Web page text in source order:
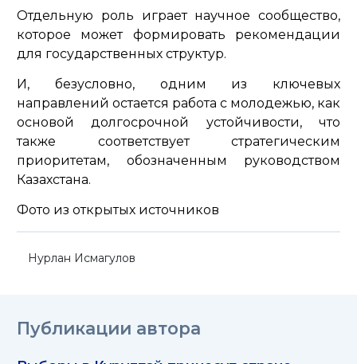
Отдельную роль играет научное сообщество,
которое может формировать рекомендации
для государственных структур.
И, безусловно, одним из ключевых
направлений остается работа с молодежью, как
основой долгосрочной устойчивости, что
также соответствует стратегическим
приоритетам, обозначенным руководством
Казахстана.
Фото из открытых источников
Нурлан Исмагулов
Публикации автора